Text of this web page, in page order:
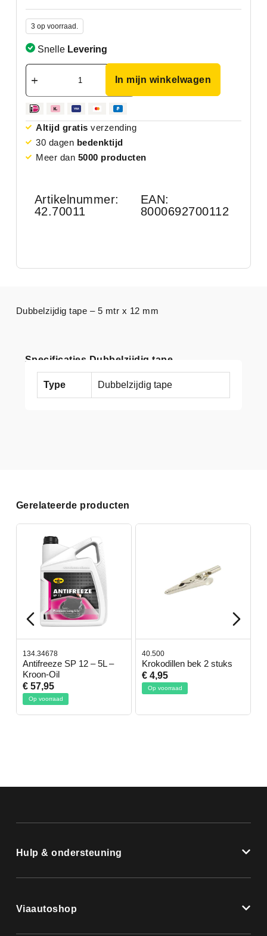
3 op voorraad.
Snelle Levering
In mijn winkelwagen
Altijd gratis verzending
30 dagen bedenktijd
Meer dan 5000 producten
Artikelnummer:
42.70011
EAN:
8000692700112
Specificaties Dubbelzijdig tape
Type Dubbelzijdig tape
Dubbelzijdig tape – 5 mtr x 12 mm
Gerelateerde producten
134.34678
Antifreeze SP 12 – 5L –
Kroon-Oil
€ 57,95
Op voorraad
40.500
Krokodillen bek 2 stuks
€ 4,95
Op voorraad
Hulp & ondersteuning
Viaautoshop